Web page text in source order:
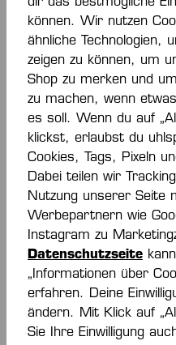
-70 %
PRIME POLO SHIRT
Ab13,50 €* 45,00 €*
(70% gespart)
-70 %
dir das bestmögliche
können. Wir nutzen
ähnliche Technologien,
zeigen zu können, um
Shop zu merken und
zu machen, wenn
es soll. Wenn du auf
klickst, erlaubst du
Cookies, Tags, Pixeln
Dabei teilen wir
Nutzung unserer Seite
Werbepartnern wie
Instagram zu
Datenschutzseite
„Informationen über
erfahren. Deine
ändern. Mit Klick auf
Sie Ihre Einwilligung